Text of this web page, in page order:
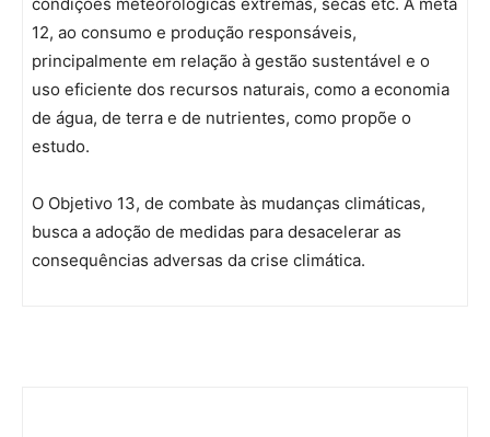
12, ao consumo e produção responsáveis,
principalmente em relação à gestão sustentável e o
uso eficiente dos recursos naturais, como a economia
de água, de terra e de nutrientes, como propõe o
estudo.
O Objetivo 13, de combate às mudanças climáticas,
busca a adoção de medidas para desacelerar as
consequências adversas da crise climática.